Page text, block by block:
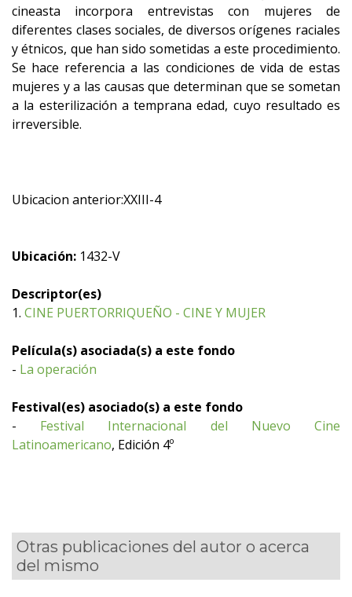
cineasta incorpora entrevistas con mujeres de
diferentes clases sociales, de diversos orígenes raciales
y étnicos, que han sido sometidas a este procedimiento.
Se hace referencia a las condiciones de vida de estas
mujeres y a las causas que determinan que se sometan
a la esterilización a temprana edad, cuyo resultado es
irreversible.
Ubicacion anterior:XXIII-4
Ubicación: 1432-V
Descriptor(es)
1. CINE PUERTORRIQUEÑO - CINE Y MUJER
Película(s) asociada(s) a este fondo
- La operación
Festival(es) asociado(s) a este fondo
- Festival Internacional del Nuevo Cine
Latinoamericano, Edición 4º
Otras publicaciones del autor o acerca
del mismo